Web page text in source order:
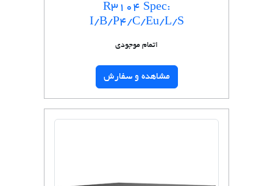
R3104 Spec:
I/B/P4/C/Eu/L/S
اتمام موجودی
مشاهده و سفارش